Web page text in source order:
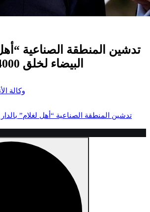
تدشين المنطقة الصناعية “أهل
البيضاء لخلق 4000 منصب شغل
وكالة